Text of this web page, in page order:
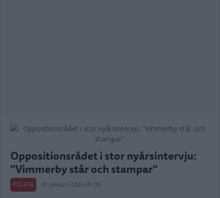
Oppositionsrådet i stor nyårsintervju:
"Vimmerby står och stampar"
POLITIK 01 januari 2026 05.00